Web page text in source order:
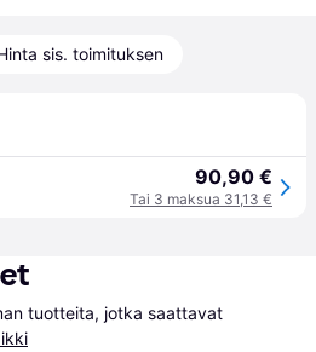
sis. toimituksen
90,90 €
Tai 3 maksua 31,13 €
tuotteita, jotka saattavat